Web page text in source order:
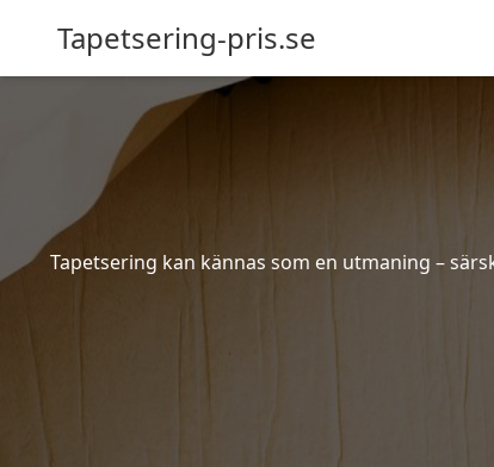
Tapetsering-pris.se
Tapetsering kan kännas som en utmaning –